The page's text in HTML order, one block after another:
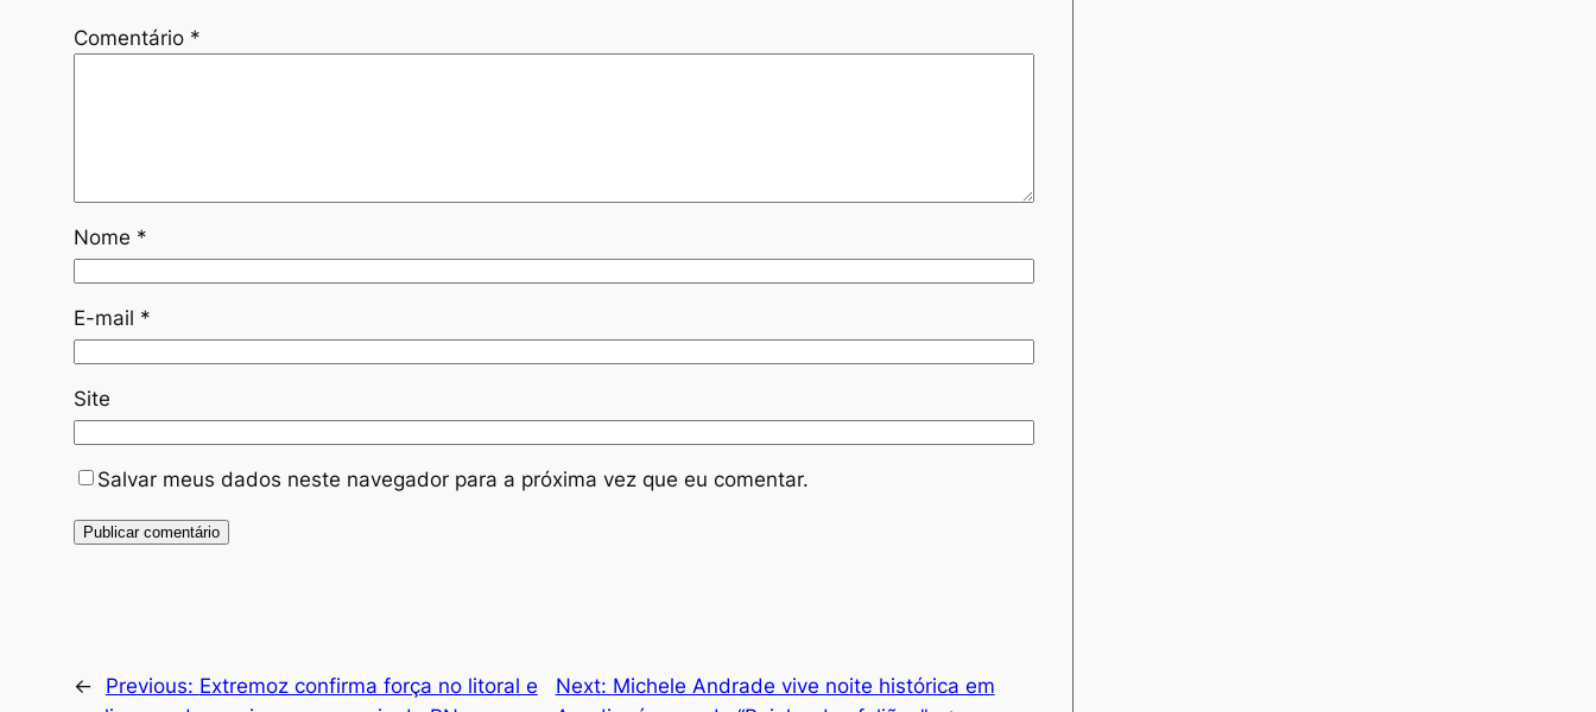
Comentário *
Nome *
E-mail *
Site
Salvar meus dados neste navegador para a próxima vez que eu comentar.
← Previous: Extremoz confirma força no litoral e
Next: Michele Andrade vive noite histórica em